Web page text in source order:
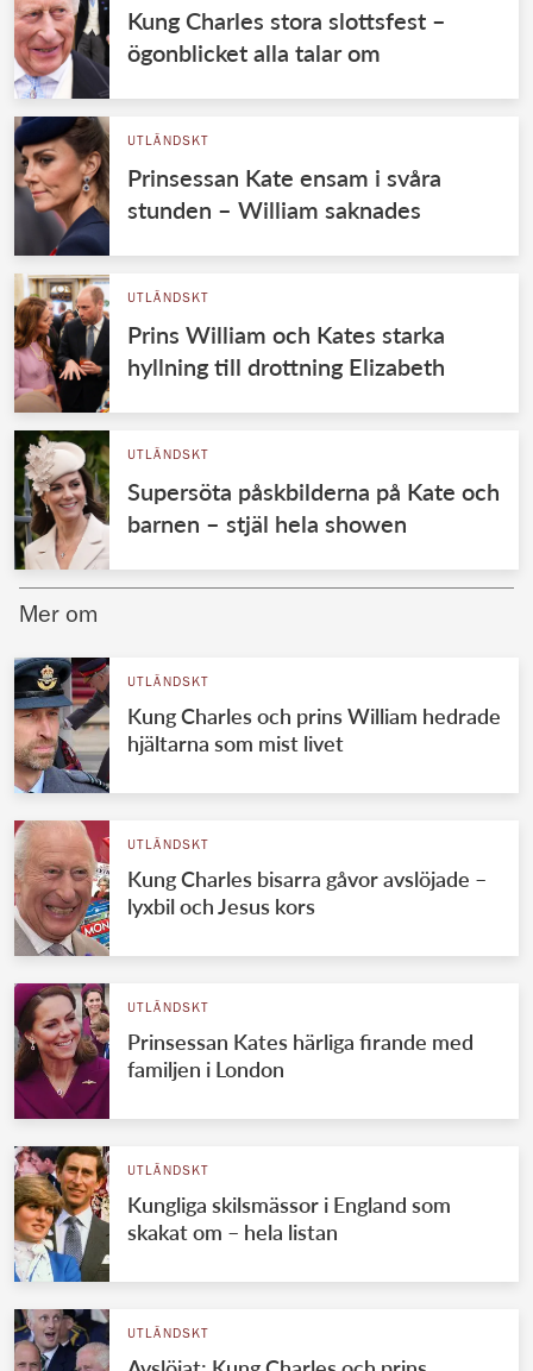
Kung Charles stora slottsfest –
ögonblicket alla talar om
UTLÄNDSKT
Prinsessan Kate ensam i svåra
stunden – William saknades
UTLÄNDSKT
Prins William och Kates starka
hyllning till drottning Elizabeth
UTLÄNDSKT
Supersöta påskbilderna på Kate och
barnen – stjäl hela showen
Mer om
UTLÄNDSKT
Kung Charles och prins William hedrade
hjältarna som mist livet
UTLÄNDSKT
Kung Charles bisarra gåvor avslöjade –
lyxbil och Jesus kors
UTLÄNDSKT
Prinsessan Kates härliga firande med
familjen i London
UTLÄNDSKT
Kungliga skilsmässor i England som
skakat om – hela listan
UTLÄNDSKT